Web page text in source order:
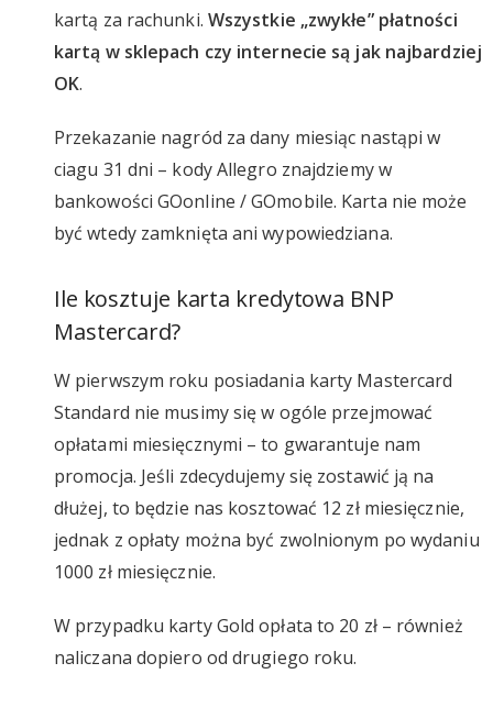
kartą za rachunki. Wszystkie „zwykłe” płatności
kartą w sklepach czy internecie są jak najbardziej
OK.
Przekazanie nagród za dany miesiąc nastąpi w
ciagu 31 dni – kody Allegro znajdziemy w
bankowości GOonline / GOmobile. Karta nie może
być wtedy zamknięta ani wypowiedziana.
Ile kosztuje karta kredytowa BNP
Mastercard?
W pierwszym roku posiadania karty Mastercard
Standard nie musimy się w ogóle przejmować
opłatami miesięcznymi – to gwarantuje nam
promocja. Jeśli zdecydujemy się zostawić ją na
dłużej, to będzie nas kosztować 12 zł miesięcznie,
jednak z opłaty można być zwolnionym po wydaniu
1000 zł miesięcznie.
W przypadku karty Gold opłata to 20 zł – również
naliczana dopiero od drugiego roku.